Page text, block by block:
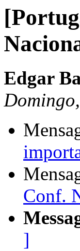
Edgar
Conf.
]